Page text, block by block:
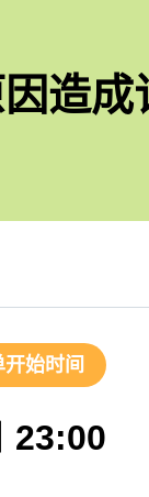
造
开始时间
23:00